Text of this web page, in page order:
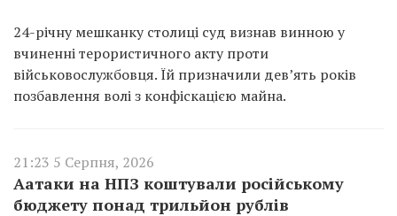
24-річну мешканку столиці суд визнав винною у
вчиненні терористичного акту проти
військовослужбовця. Їй призначили дев’ять років
позбавлення волі з конфіскацією майна.
21:23 5 Серпня, 2026
Аатаки на НПЗ коштували російському
бюджету понад трильйон рублів